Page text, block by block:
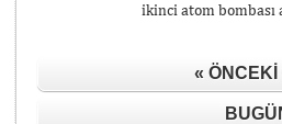
ikinci atom bombası
« ÖNCEKI